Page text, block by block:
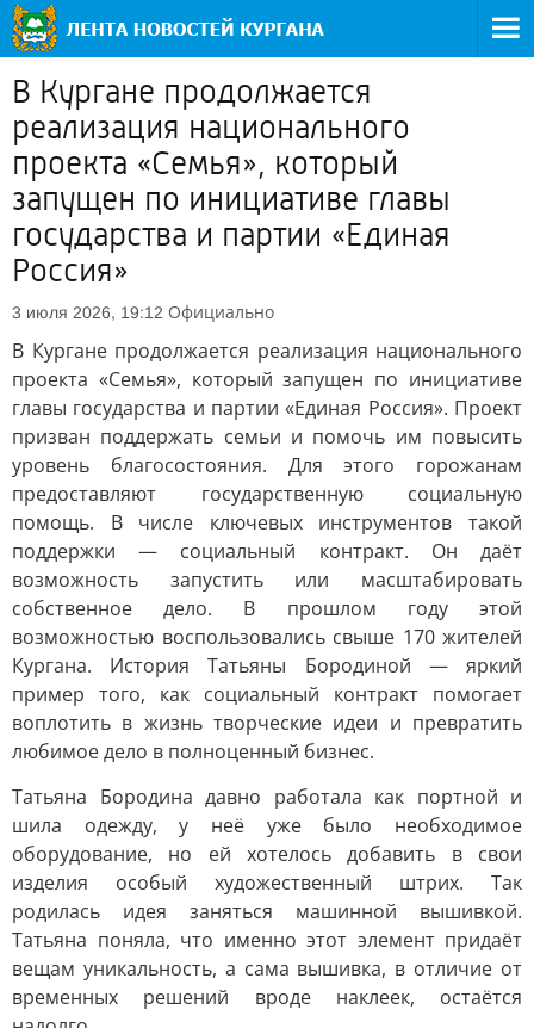
В Кургане продолжается
реализация национального
проекта «Семья», который
запущен по инициативе главы
государства и партии «Единая
Россия»
3 июля 2026, 19:12 Официально
В Кургане продолжается реализация национального
проекта «Семья», который запущен по инициативе
главы государства и партии «Единая Россия». Проект
призван поддержать семьи и помочь им повысить
уровень благосостояния. Для этого горожанам
предоставляют государственную социальную
помощь. В числе ключевых инструментов такой
поддержки — социальный контракт. Он даёт
возможность запустить или масштабировать
собственное дело. В прошлом году этой
возможностью воспользовались свыше 170 жителей
Кургана. История Татьяны Бородиной — яркий
пример того, как социальный контракт помогает
воплотить в жизнь творческие идеи и превратить
любимое дело в полноценный бизнес.
Татьяна Бородина давно работала как портной и
шила одежду, у неё уже было необходимое
оборудование, но ей хотелось добавить в свои
изделия особый художественный штрих. Так
родилась идея заняться машинной вышивкой.
Татьяна поняла, что именно этот элемент придаёт
вещам уникальность, а сама вышивка, в отличие от
временных решений вроде наклеек, остаётся